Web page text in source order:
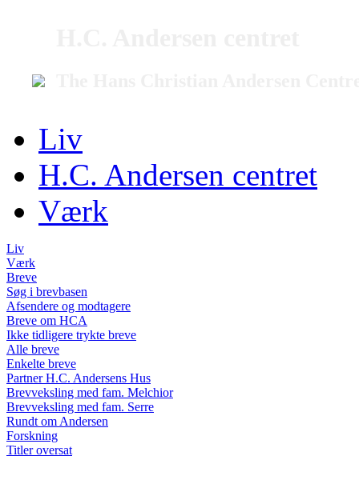
Liv
H.C. Andersen centret
Værk
Liv
Værk
Breve
Søg i brevbasen
Afsendere og modtagere
Breve om HCA
Ikke tidligere trykte breve
Alle breve
Enkelte breve
Partner H.C. Andersens Hus
Brevveksling med fam. Melchior
Brevveksling med fam. Serre
Rundt om Andersen
Forskning
Titler oversat